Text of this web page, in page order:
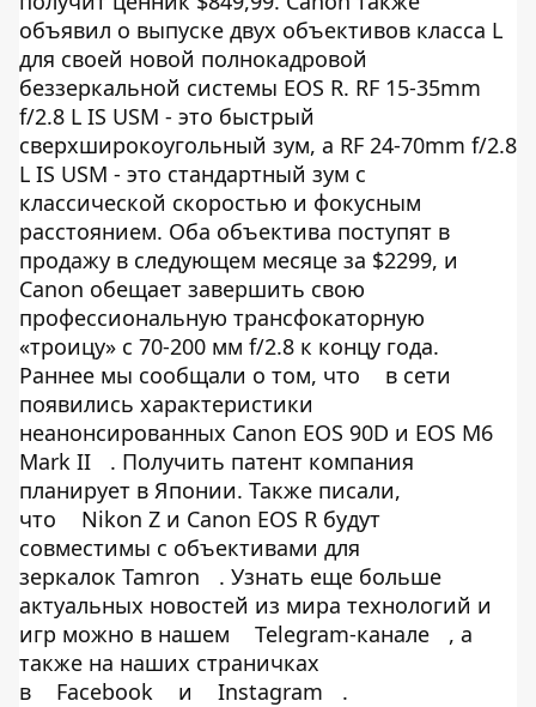
объявил о выпуске двух объективов класса L
для своей новой полнокадровой
беззеркальной системы EOS R. RF 15-35mm
f/2.8 L IS USM - это быстрый
сверхширокоугольный зум, а RF 24-70mm f/2.8
L IS USM - это стандартный зум с
классической скоростью и фокусным
расстоянием. Оба объектива поступят в
продажу в следующем месяце за $2299, и
Canon обещает завершить свою
профессиональную трансфокаторную
«троицу» с 70-200 мм f/2.8 к концу года.
Раннее мы сообщали о том, что
в сети
появились характеристики
неанонсированных Canon EOS 90D и EOS M6
Mark II
. Получить патент компания
планирует в Японии. Также писали,
что
Nikon Z и Canon EOS R будут
совместимы с объективами для
зеркалок Tamron
. Узнать еще больше
актуальных новостей из мира технологий и
игр можно в нашем
Telegram-канале
, а
также на наших страничках
в
Facebook и Instagram .